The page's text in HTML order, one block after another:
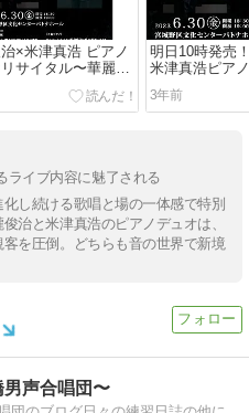
×米津真浩 ピアノ
サイタル〜華麗な
アノ・ピアノ連弾
明日10時発売
米津真浩ピア
イタル〜華麗
ノ・ピアノ連
3年前
ライブ内容に魅了される
し続ける歌唱と場の一体感で特別
治と米津真浩のピアノデュオは、
を圧倒。どちらも音の世界で新境
声合唱団〜